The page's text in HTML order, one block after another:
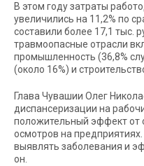
В этом году затраты
увеличились на 11,2% по
составили более 17,1 тыс.
травмоопасные отрасли
промышленность (36,8%
(около 16%) и
Глава Чувашии Олег
диспансеризации на
положительный эффект от
осмотров на
выявлять заболевания и
он.